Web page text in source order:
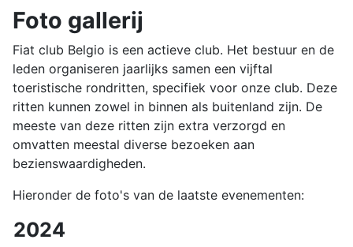
Foto gallerij
Fiat club Belgio is een actieve club. Het bestuur en de
leden organiseren jaarlijks samen een vijftal
toeristische rondritten, specifiek voor onze club. Deze
ritten kunnen zowel in binnen als buitenland zijn. De
meeste van deze ritten zijn extra verzorgd en
omvatten meestal diverse bezoeken aan
bezienswaardigheden.
Hieronder de foto's van de laatste evenementen:
2024